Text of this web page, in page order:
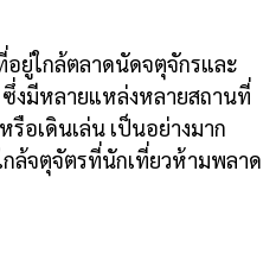
ยู่ใกล้ตลาดนัดจตุจักรและ
งมีหลายแหล่งหลายสถานที่
อเดินเล่น เป็นอย่างมาก
ล้จตุจัตรที่นักเที่ยวห้ามพลาด